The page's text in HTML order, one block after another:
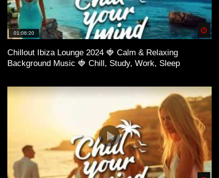
01:08:20
Chillout Ibiza Lounge 2024 🍓 Calm & Relaxing
Background Music 🍓 Chill, Study, Work, Sleep